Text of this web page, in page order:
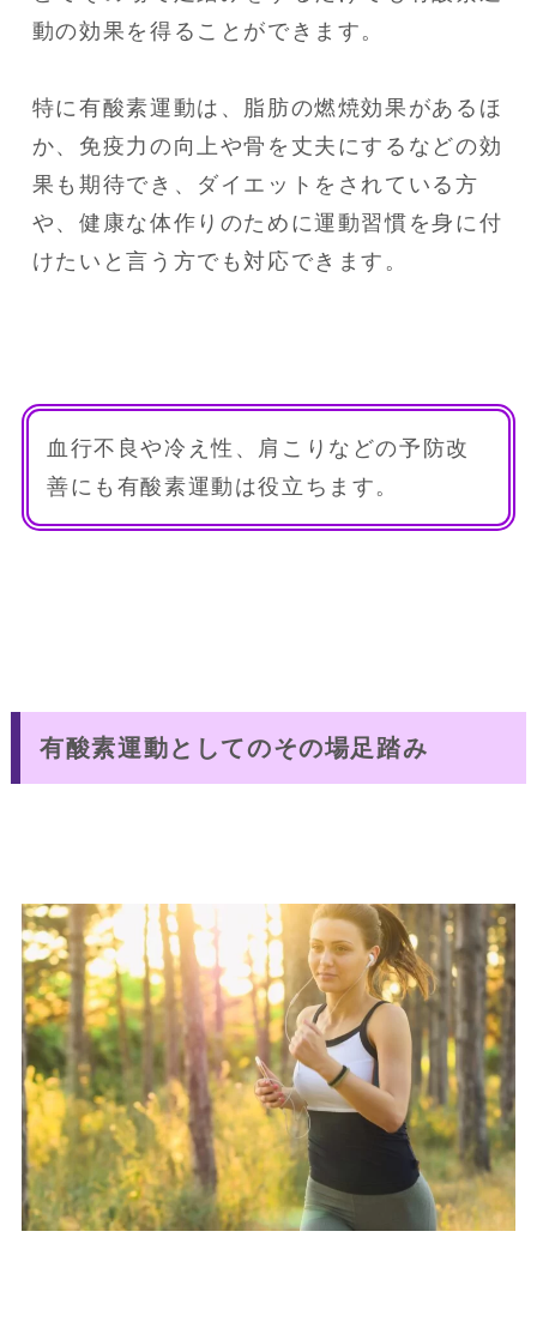
動の効果を得ることができます。
特に有酸素運動は、脂肪の燃焼効果があるほ
か、免疫力の向上や骨を丈夫にするなどの効
果も期待でき、ダイエットをされている方
や、健康な体作りのために運動習慣を身に付
けたいと言う方でも対応できます。
血行不良や冷え性、肩こりなどの予防改
善にも有酸素運動は役立ちます。
有酸素運動としてのその場足踏み